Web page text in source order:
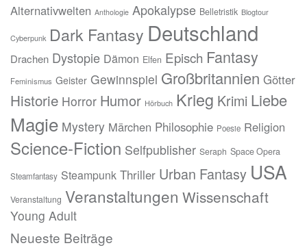
Alternativwelten Anthologie Apokalypse Belletristik Blogtour
Cyberpunk Dark Fantasy Deutschland
Drachen Dystopie Dämon Elfen Episch Fantasy
Feminismus Geister Gewinnspiel Großbritannien Götter
Historie Horror Humor Hörbuch Krieg Krimi Liebe
Magie Mystery Märchen Philosophie Poesie Religion
Science-Fiction Selfpublisher Seraph Space Opera
Steamfantasy Steampunk Thriller Urban Fantasy USA
Veranstaltung Veranstaltungen Wissenschaft
Young Adult
Neueste Beiträge